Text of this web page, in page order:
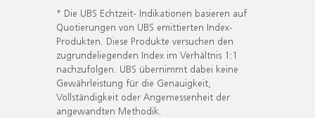
* Die UBS Echtzeit- Indikationen basieren auf
Quotierungen von UBS emittierten Index-
Produkten. Diese Produkte versuchen den
zugrundeliegenden Index im Verhältnis 1:1
nachzufolgen. UBS übernimmt dabei keine
Gewährleistung für die Genauigkeit,
Vollständigkeit oder Angemessenheit der
angewandten Methodik.